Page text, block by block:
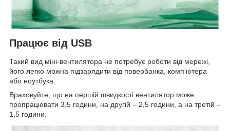
Працює від USB
Такий вид міні-вентилятора не потребує роботи від мережі,
його легко можна підзарядити від повербанка, комп'ютера
або ноутбука.
Враховуйте, що на першій швидкості вентилятор може
пропрацювати 3,5 години, на другій – 2,5 години, а на третій –
1,5 години.